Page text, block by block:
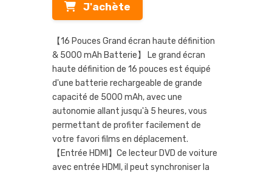
J'achète
【16 Pouces Grand écran haute définition
& 5000 mAh Batterie】 Le grand écran
haute définition de 16 pouces est équipé
d'une batterie rechargeable de grande
capacité de 5000 mAh, avec une
autonomie allant jusqu'à 5 heures, vous
permettant de profiter facilement de
votre favori films en déplacement.
【Entrée HDMI】Ce lecteur DVD de voiture
avec entrée HDMI, il peut synchroniser la